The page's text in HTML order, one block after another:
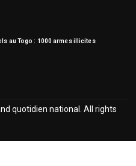
au Togo : 1000 armes illicites
quotidien national. All rights